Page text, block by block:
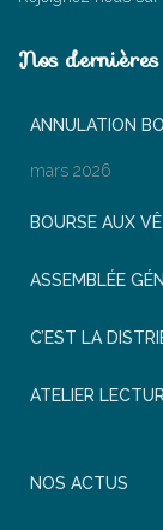
Nos
ANNULATION
mars 2026
BOURSE AUX
ASSEMBLÉE
C’EST LA
ATELIER
NOS ACTUS